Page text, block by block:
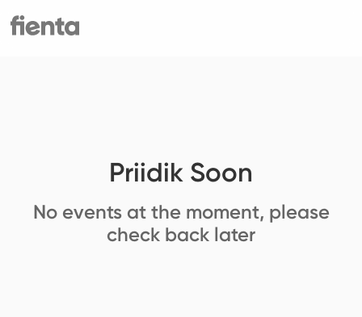
Priidik Soon
No events at the moment, please
check back later